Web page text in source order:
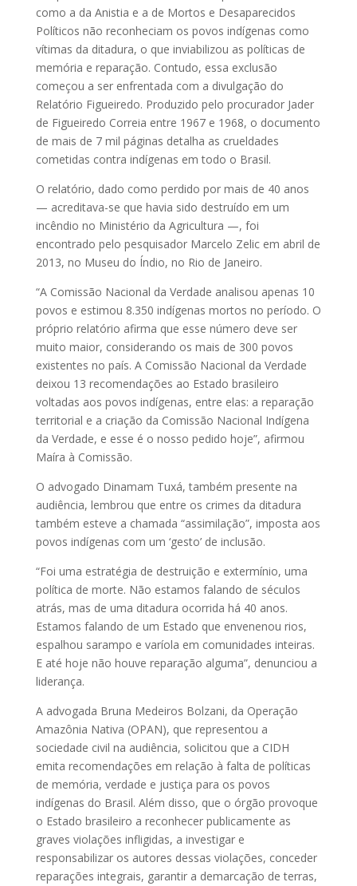
como a da Anistia e a de Mortos e Desaparecidos
Políticos não reconheciam os povos indígenas como
vítimas da ditadura, o que inviabilizou as políticas de
memória e reparação. Contudo, essa exclusão
começou a ser enfrentada com a divulgação do
Relatório Figueiredo. Produzido pelo procurador Jader
de Figueiredo Correia entre 1967 e 1968, o documento
de mais de 7 mil páginas detalha as crueldades
cometidas contra indígenas em todo o Brasil.
O relatório, dado como perdido por mais de 40 anos
— acreditava-se que havia sido destruído em um
incêndio no Ministério da Agricultura —, foi
encontrado pelo pesquisador Marcelo Zelic em abril de
2013, no Museu do Índio, no Rio de Janeiro.
“A Comissão Nacional da Verdade analisou apenas 10
povos e estimou 8.350 indígenas mortos no período. O
próprio relatório afirma que esse número deve ser
muito maior, considerando os mais de 300 povos
existentes no país. A Comissão Nacional da Verdade
deixou 13 recomendações ao Estado brasileiro
voltadas aos povos indígenas, entre elas: a reparação
territorial e a criação da Comissão Nacional Indígena
da Verdade, e esse é o nosso pedido hoje”, afirmou
Maíra à Comissão.
O advogado Dinamam Tuxá, também presente na
audiência, lembrou que entre os crimes da ditadura
também esteve a chamada “assimilação”, imposta aos
povos indígenas com um ‘gesto’ de inclusão.
“Foi uma estratégia de destruição e extermínio, uma
política de morte. Não estamos falando de séculos
atrás, mas de uma ditadura ocorrida há 40 anos.
Estamos falando de um Estado que envenenou rios,
espalhou sarampo e varíola em comunidades inteiras.
E até hoje não houve reparação alguma”, denunciou a
liderança.
A advogada Bruna Medeiros Bolzani, da Operação
Amazônia Nativa (OPAN), que representou a
sociedade civil na audiência, solicitou que a CIDH
emita recomendações em relação à falta de políticas
de memória, verdade e justiça para os povos
indígenas do Brasil. Além disso, que o órgão provoque
o Estado brasileiro a reconhecer publicamente as
graves violações infligidas, a investigar e
responsabilizar os autores dessas violações, conceder
reparações integrais, garantir a demarcação de terras,